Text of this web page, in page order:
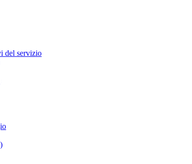
del servizio